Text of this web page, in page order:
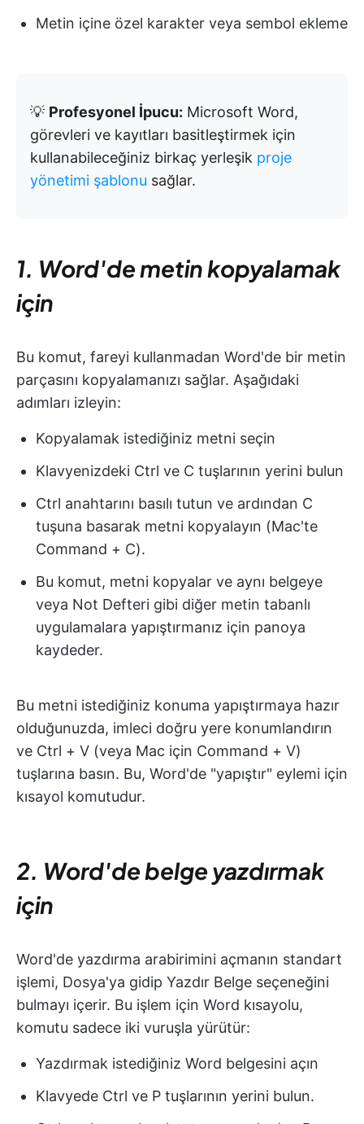
Metin içine özel karakter veya sembol ekleme
💡 Profesyonel İpucu: Microsoft Word,
görevleri ve kayıtları basitleştirmek için
kullanabileceğiniz birkaç yerleşik proje
yönetimi şablonu sağlar.
1. Word'de metin kopyalamak
için
Bu komut, fareyi kullanmadan Word'de bir metin
parçasını kopyalamanızı sağlar. Aşağıdaki
adımları izleyin:
Kopyalamak istediğiniz metni seçin
Klavyenizdeki Ctrl ve C tuşlarının yerini bulun
Ctrl anahtarını basılı tutun ve ardından C
tuşuna basarak metni kopyalayın (Mac'te
Command + C).
Bu komut, metni kopyalar ve aynı belgeye
veya Not Defteri gibi diğer metin tabanlı
uygulamalara yapıştırmanız için panoya
kaydeder.
Bu metni istediğiniz konuma yapıştırmaya hazır
olduğunuzda, imleci doğru yere konumlandırın
ve Ctrl + V (veya Mac için Command + V)
tuşlarına basın. Bu, Word'de "yapıştır" eylemi için
kısayol komutudur.
2. Word'de belge yazdırmak
için
Word'de yazdırma arabirimini açmanın standart
işlemi, Dosya'ya gidip Yazdır Belge seçeneğini
bulmayı içerir. Bu işlem için Word kısayolu,
komutu sadece iki vuruşla yürütür:
Yazdırmak istediğiniz Word belgesini açın
Klavyede Ctrl ve P tuşlarının yerini bulun.